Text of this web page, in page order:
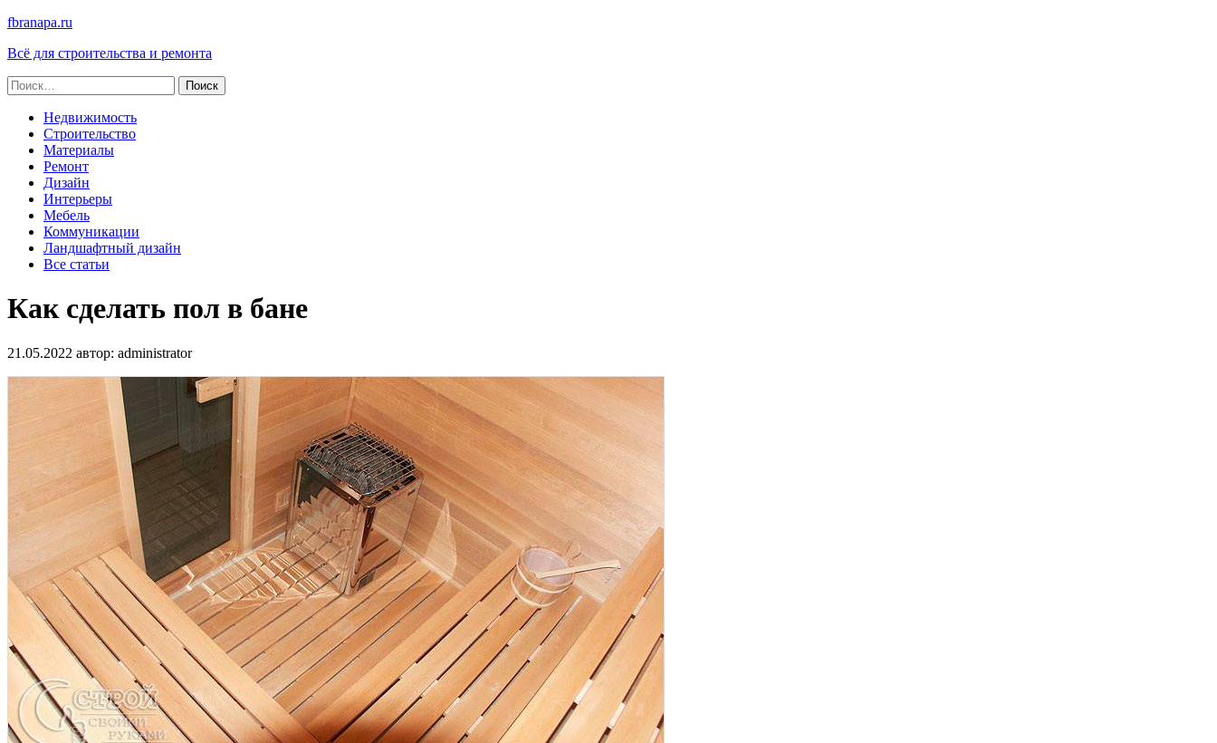
fbranapa.ru
Всё для строительства и ремонта
Найти:
Недвижимость
Строительство
Материалы
Ремонт
Дизайн
Интерьеры
Мебель
Коммуникации
Ландшафтный дизайн
Все статьи
Как сделать пол в бане
21.05.2022 автор: administrator